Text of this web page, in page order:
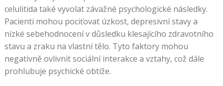
celulitida také vyvolat závažné psychologické následky.
Pacienti mohou pociťovat úzkost, depresivní stavy a
nízké sebehodnocení v důsledku klesajícího zdravotního
stavu a zraku na vlastní tělo. Tyto faktory mohou
negativně ovlivnit sociální interakce a vztahy, což dále
prohlubuje psychické obtíže.